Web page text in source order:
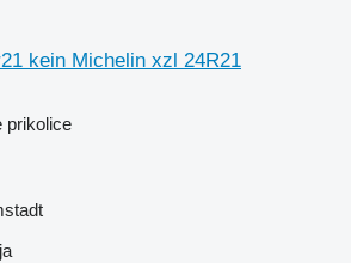
kein Michelin xzl 24R21
prikolice